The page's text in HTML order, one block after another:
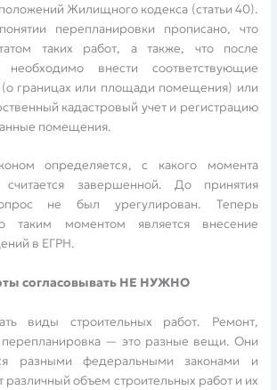
Жилищного кодекса (статьи 40).
перепланировки прописано, что
таких работ, а также, что после
необходимо внести соответствующие
границах или площади помещения) или
кадастровый учет и регистрацию
помещения.
определяется, с какого момента
считается завершенной. До принятия
не был урегулирован. Теперь
таким моментом является внесение
в ЕГРН.
согласовывать НЕ НУЖНО
виды строительных работ. Ремонт,
перепланировка — это разные вещи. Они
разными федеральными законами и
различный объем строительных работ и их